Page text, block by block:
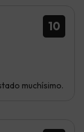
10
muchísimo.